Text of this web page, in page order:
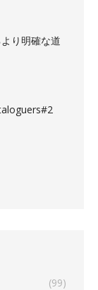
り明確な道
(99)